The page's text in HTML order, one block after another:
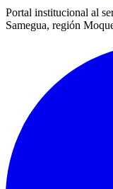
Portal institucional al
Samegua, región